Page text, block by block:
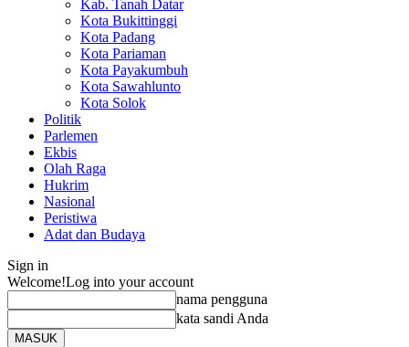
Kab. Tanah Datar
Kota Bukittinggi
Kota Padang
Kota Pariaman
Kota Payakumbuh
Kota Sawahlunto
Kota Solok
Politik
Parlemen
Ekbis
Olah Raga
Hukrim
Nasional
Peristiwa
Adat dan Budaya
Sign in
Welcome!Log into your account
nama pengguna
kata sandi Anda